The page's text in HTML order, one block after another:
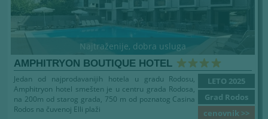
Najtraženije, dobra usluga
AMPHITRYON BOUTIQUE HOTEL
LETO 2025
Grad Rodos
cenovnik >>
Jedan od najprodavanijih hotela u gradu Rodosu,
Amphitryon hotel smešten je u centru grada Rodosa,
na 200m od starog grada, 750 m od poznatog Casina
Rodos na čuvenoj Elli plaži